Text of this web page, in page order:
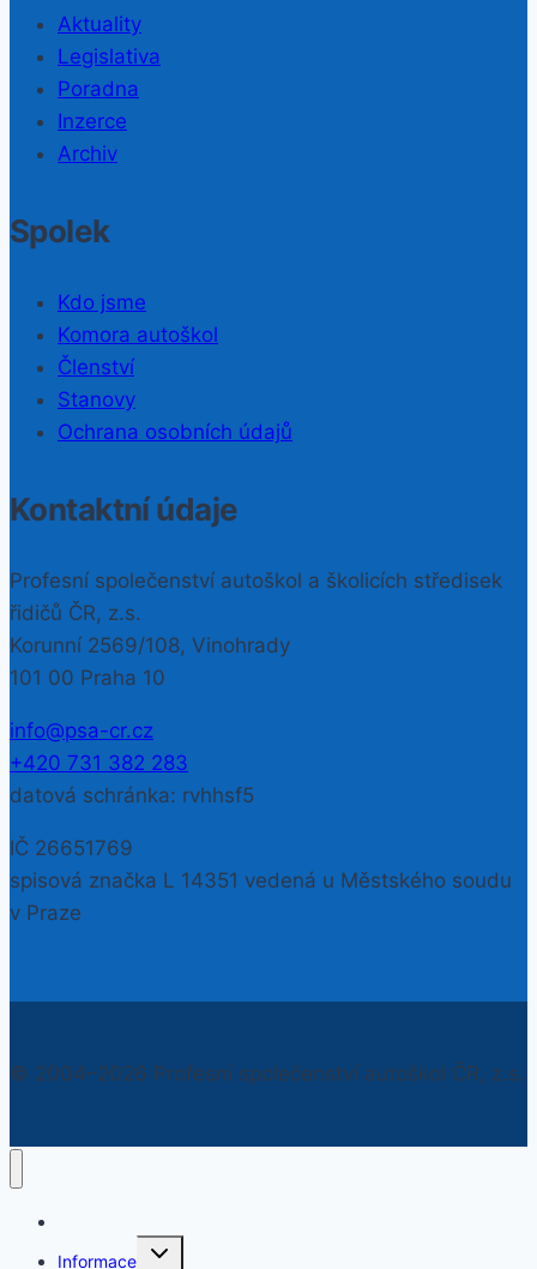
Aktuality
Legislativa
Poradna
Inzerce
Archiv
Spolek
Kdo jsme
Komora autoškol
Členství
Stanovy
Ochrana osobních údajů
Kontaktní údaje
Profesní společenství autoškol a školicích středisek
řidičů ČR, z.s.
Korunní 2569/108, Vinohrady
101 00 Praha 10
info@psa-cr.cz
+420 731 382 283
datová schránka: rvhhsf5
IČ 26651769
spisová značka L 14351 vedená u Městského soudu
v Praze
© 2004–2026 Profesní společenství autoškol ČR, z.s.
Informace
Toggle